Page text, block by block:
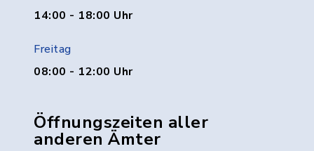
14:00 - 18:00 Uhr
Freitag
08:00 - 12:00 Uhr
Öffnungszeiten aller
anderen Ämter